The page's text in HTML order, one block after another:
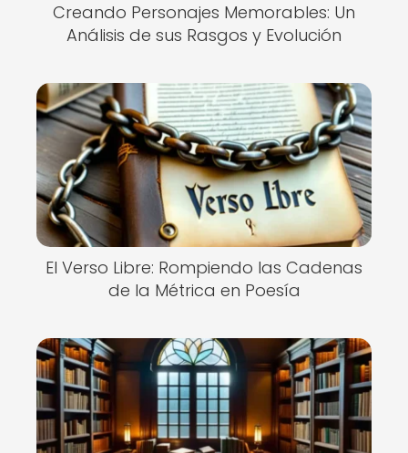
Creando Personajes Memorables: Un
Análisis de sus Rasgos y Evolución
El Verso Libre: Rompiendo las Cadenas
de la Métrica en Poesía